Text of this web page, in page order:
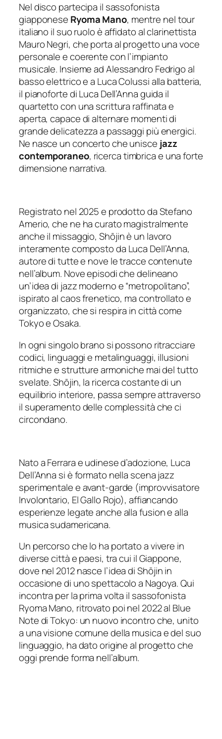
Nel disco partecipa il sassofonista
giapponese Ryoma Mano, mentre nel tour
italiano il suo ruolo è affidato al clarinettista
Mauro Negri, che porta al progetto una voce
personale e coerente con l’impianto
musicale. Insieme ad Alessandro Fedrigo al
basso elettrico e a Luca Colussi alla batteria,
il pianoforte di Luca Dell’Anna guida il
quartetto con una scrittura raffinata e
aperta, capace di alternare momenti di
grande delicatezza a passaggi più energici.
Ne nasce un concerto che unisce jazz
contemporaneo, ricerca timbrica e una forte
dimensione narrativa.
Registrato nel 2025 e prodotto da Stefano
Amerio, che ne ha curato magistralmente
anche il missaggio, Shōjinè un lavoro
interamente composto da Luca Dell’Anna,
autore di tutte e nove le tracce contenute
nell’album. Nove episodi che delineano
un’idea di jazz moderno e “metropolitano”,
ispirato al caos frenetico, ma controllato e
organizzato, che si respira in città come
Tokyo e Osaka.
In ogni singolo brano si possono ritracciare
codici, linguaggi e metalinguaggi, illusioni
ritmiche e strutture armoniche mai del tutto
svelate.Shōjin, la ricerca costante di un
equilibrio interiore, passa sempre attraverso
il superamento delle complessità che ci
circondano.
Nato a Ferrara e udinese d’adozione, Luca
Dell’Anna si è formato nella scena jazz
sperimentale e avant-garde (improvvisatore
Involontario, El Gallo Rojo), affiancando
esperienze legate anche alla fusion e alla
musica sudamericana.
Un percorso che lo ha portato a vivere in
diverse città e paesi, tra cui il Giappone,
dove nel 2012 nasce l’idea diShōjinin
occasione di uno spettacolo a Nagoya. Qui
incontra per la prima volta il sassofonista
Ryoma Mano, ritrovato poi nel 2022 al Blue
Note di Tokyo: un nuovo incontro che, unito
a una visione comune della musica e del suo
linguaggio, ha dato origine al progetto che
oggi prende forma nell’album.